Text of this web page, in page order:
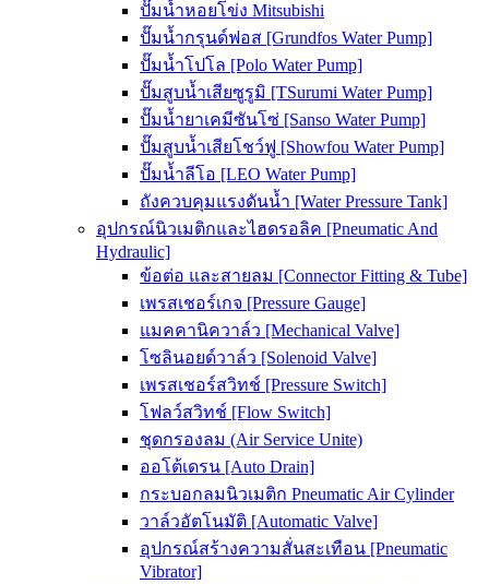
ปั๊มน้ำหอยโข่ง Mitsubishi
ปั๊มน้ำกรุนด์ฟอส [Grundfos Water Pump]
ปั๊มน้ำโปโล [Polo Water Pump]
ปั๊มสูบน้ำเสียซูรูมิ [TSurumi Water Pump]
ปั๊มน้ำยาเคมีซันโซ่ [Sanso Water Pump]
ปั๊มสูบน้ำเสียโชว์ฟู [Showfou Water Pump]
ปั๊มน้ำลีโอ [LEO Water Pump]
ถังควบคุมแรงดันน้ำ [Water Pressure Tank]
อุปกรณ์นิวเมติกและไฮดรอลิค [Pneumatic And
Hydraulic]
ข้อต่อ และสายลม [Connector Fitting & Tube]
เพรสเชอร์เกจ [Pressure Gauge]
แมคคานิควาล์ว [Mechanical Valve]
โซลินอยด์วาล์ว [Solenoid Valve]
เพรสเชอร์สวิทช์ [Pressure Switch]
โฟลว์สวิทช์ [Flow Switch]
ชุดกรองลม (Air Service Unite)
ออโต้เดรน [Auto Drain]
กระบอกลมนิวเมติก Pneumatic Air Cylinder
วาล์วอัตโนมัติ [Automatic Valve]
อุปกรณ์สร้างความสั่นสะเทือน [Pneumatic
Vibrator]